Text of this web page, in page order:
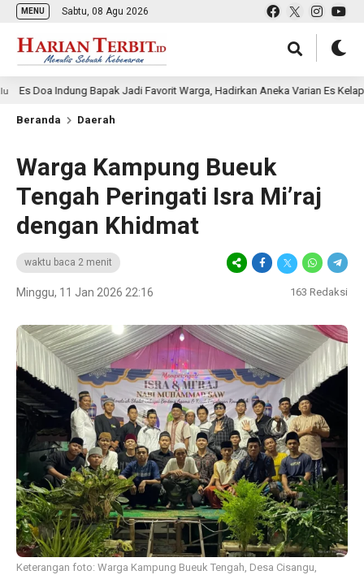
MENU Sabtu, 08 Agu 2026
Indung Bapak Jadi Favorit Warga, Hadirkan Aneka Varian Es Kelapa Muda
Beranda Daerah
Warga Kampung Bueuk
Tengah Peringati Isra Mi’raj
dengan Khidmat
waktu baca 2 menit
Minggu, 11 Jan 2026 22:16 163 Redaksi
Keterangan foto: Warga Kampung Bueuk Tengah, Desa Cisangu,